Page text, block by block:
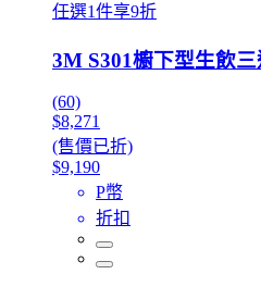
任選1件享9折
3M S301櫥下型生飲
(60)
$8,271
(售價已折)
$9,190
P幣
折扣